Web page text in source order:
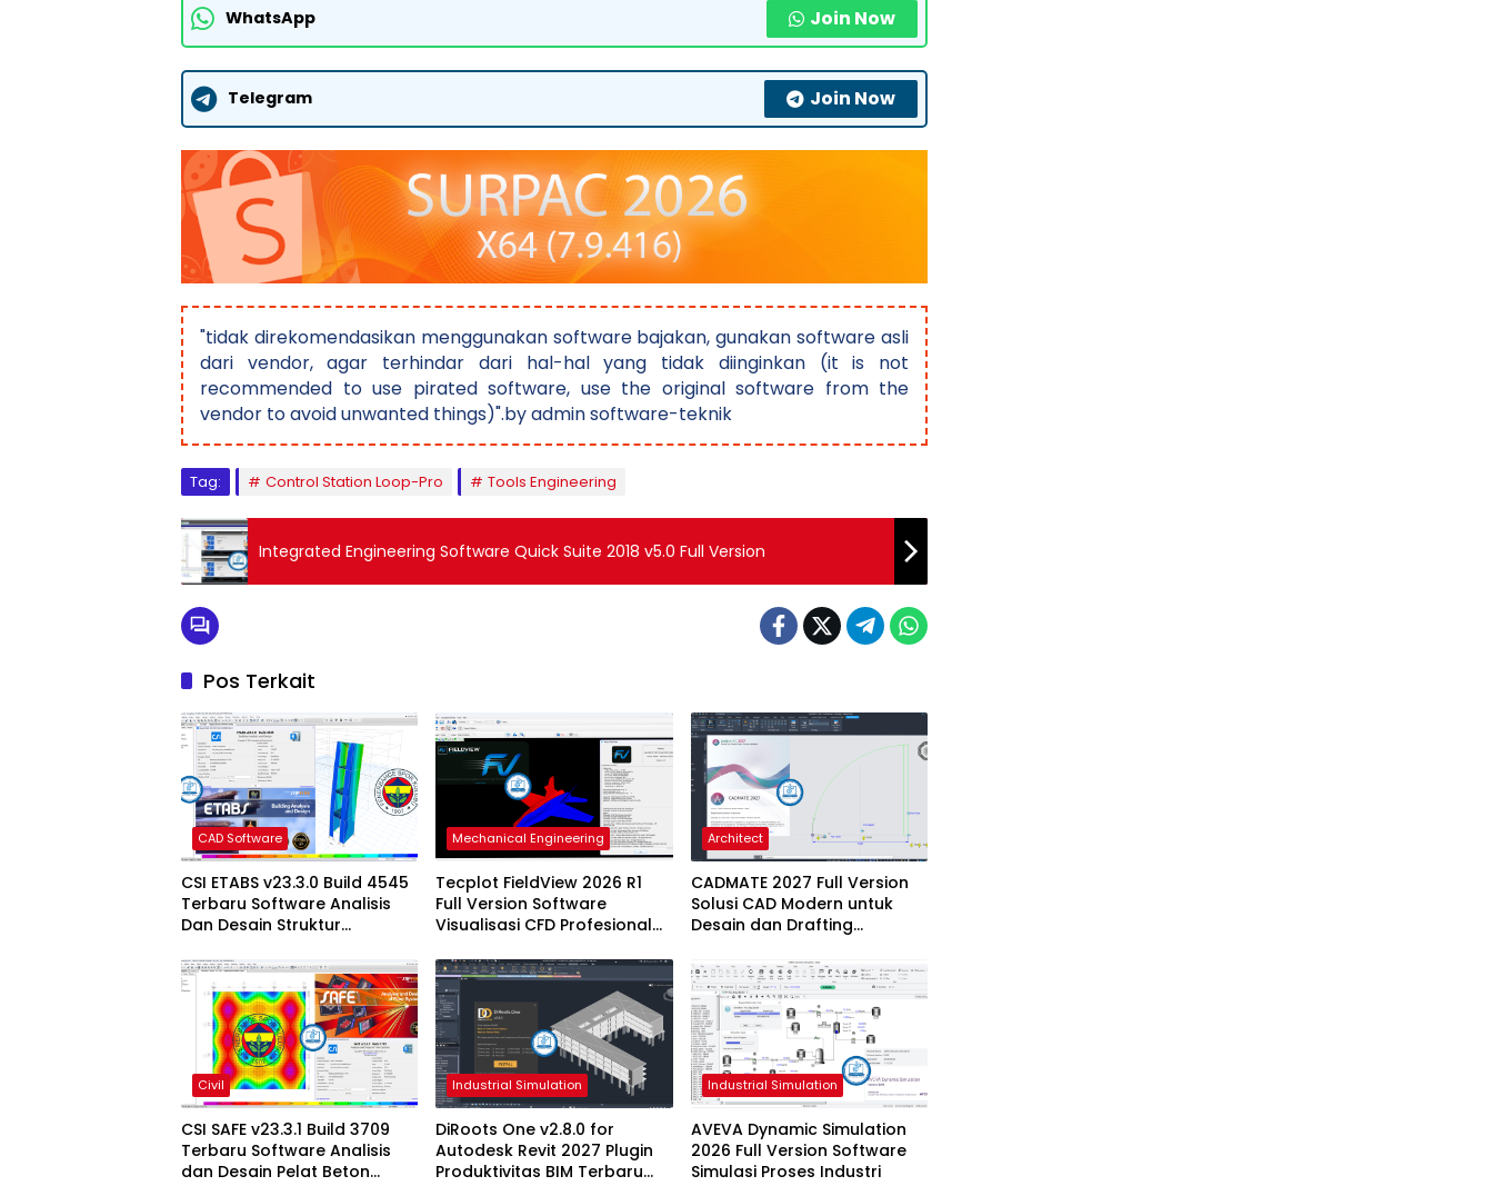
WhatsApp Join Now
Telegram Join Now
"tidak direkomendasikan menggunakan software bajakan, gunakan software asli
dari vendor, agar terhindar dari hal-hal yang tidak diinginkan (it is not
recommended to use pirated software, use the original software from the
vendor to avoid unwanted things)".by admin software-teknik
Tag: Control Station Loop-Pro Tools Engineering
Integrated Engineering Software Quick Suite 2018 v5.0 Full Version
Pos Terkait
CAD Software
CSI ETABS v23.3.0 Build 4545
Terbaru Software Analisis
Dan Desain Struktur
Mechanical Engineering
Tecplot FieldView 2026 R1
Full Version Software
Visualisasi CFD Profesional
Architect
CADMATE 2027 Full Version
Solusi CAD Modern untuk
Desain dan Drafting
Civil
CSI SAFE v23.3.1 Build 3709
Terbaru Software Analisis
dan Desain Pelat Beton
Industrial Simulation
DiRoots One v2.8.0 for
Autodesk Revit 2027 Plugin
Produktivitas BIM Terbaru
Industrial Simulation
AVEVA Dynamic Simulation
2026 Full Version Software
Simulasi Proses Industri